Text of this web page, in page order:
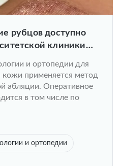
рубцов доступно
клиники
и ортопедии для
кожи применяется метод
абляции. Оперативное
в том числе по
и ортопедии